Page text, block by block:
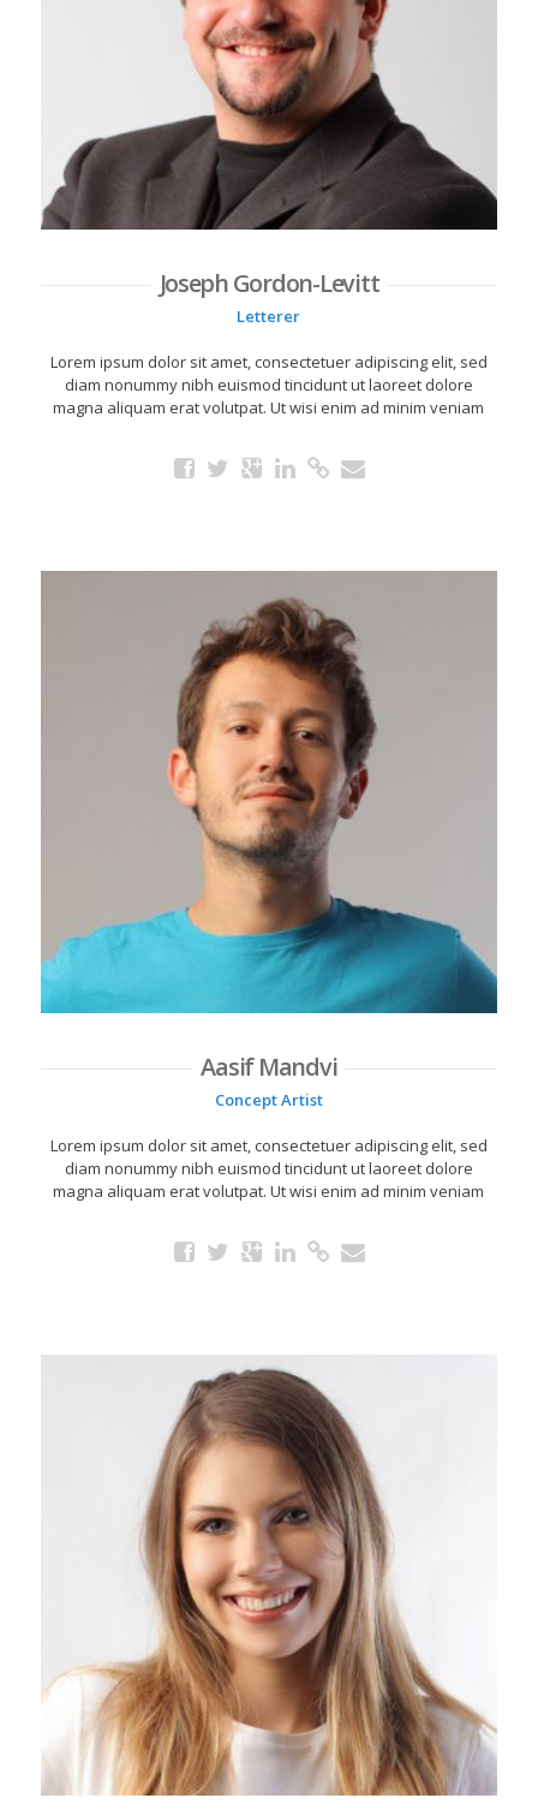
Joseph Gordon-Levitt
Letterer
Lorem ipsum dolor sit amet, consectetuer adipiscing elit, sed
diam nonummy nibh euismod tincidunt ut laoreet dolore
magna aliquam erat volutpat. Ut wisi enim ad minim veniam
Aasif Mandvi
Concept Artist
Lorem ipsum dolor sit amet, consectetuer adipiscing elit, sed
diam nonummy nibh euismod tincidunt ut laoreet dolore
magna aliquam erat volutpat. Ut wisi enim ad minim veniam